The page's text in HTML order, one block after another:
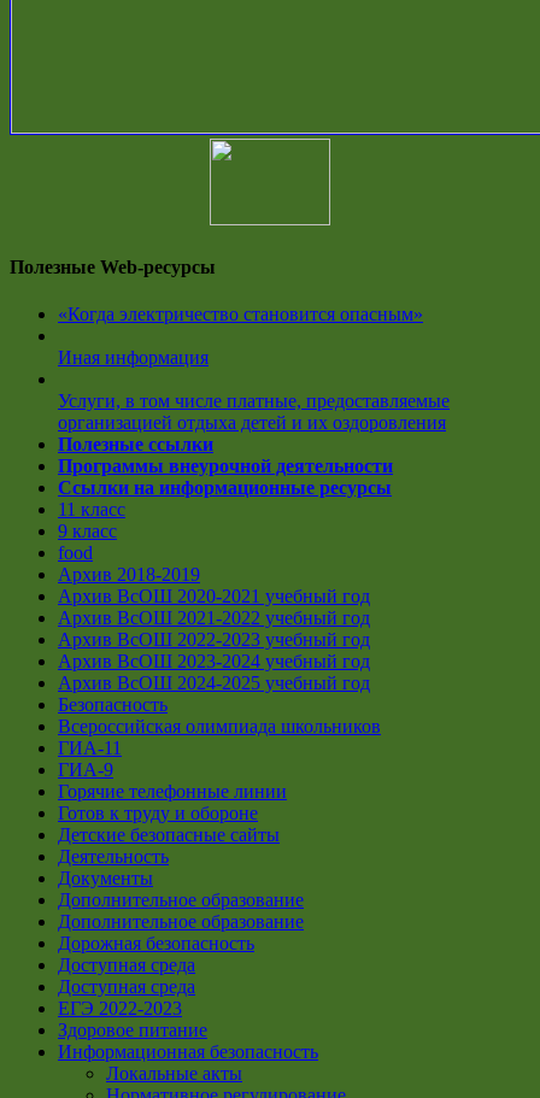
Полезные Web-ресурсы
«Когда электричество становится опасным»
Иная информация
Услуги, в том числе платные, предоставляемые
организацией отдыха детей и их оздоровления
Полезные ссылки
Программы внеурочной деятельности
Ссылки на информационные ресурсы
11 класс
9 класс
food
Архив 2018-2019
Архив ВсОШ 2020-2021 учебный год
Архив ВсОШ 2021-2022 учебный год
Архив ВсОШ 2022-2023 учебный год
Архив ВсОШ 2023-2024 учебный год
Архив ВсОШ 2024-2025 учебный год
Безопасность
Всероссийская олимпиада школьников
ГИА-11
ГИА-9
Горячие телефонные линии
Готов к труду и обороне
Детские безопасные сайты
Деятельность
Документы
Дополнительное образование
Дополнительное образование
Дорожная безопасность
Доступная среда
Доступная среда
ЕГЭ 2022-2023
Здоровое питание
Информационная безопасность
Локальные акты